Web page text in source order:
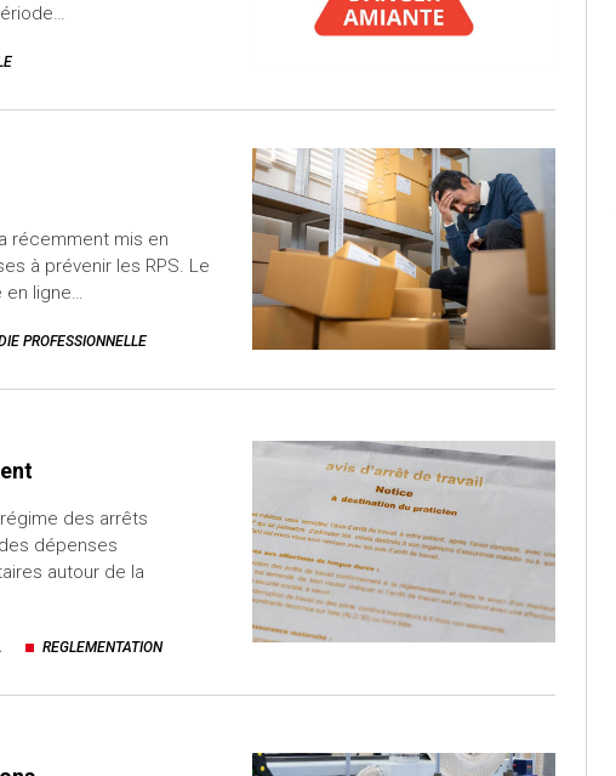
récemment mis en
à prévenir les RPS. Le
ligne…
PROFESSIONNELLE
des arrêts
dépenses
autour de la
REGLEMENTATION